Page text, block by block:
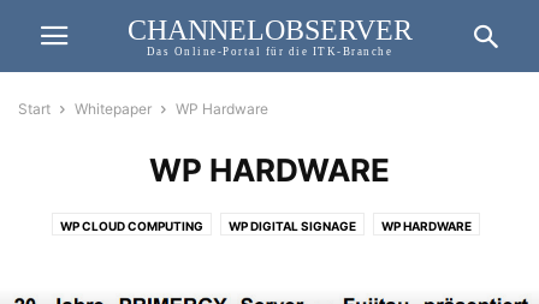
CHANNELOBSERVER
Das Online-Portal für die ITK-Branche
Start Whitepaper WP Hardware
WP HARDWARE
WP CLOUD COMPUTING WP DIGITAL SIGNAGE WP HARDWARE